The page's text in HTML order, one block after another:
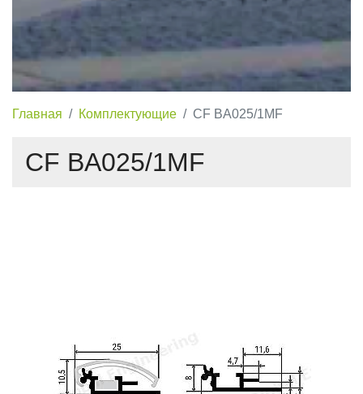
Главная Комплектующие CF BA025/1MF
CF BA025/1MF